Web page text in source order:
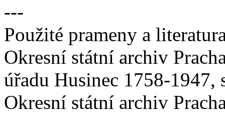
---
Použité prameny a
Okresní státní archiv
úřadu Husinec 1758-1947,
Okresní státní archiv